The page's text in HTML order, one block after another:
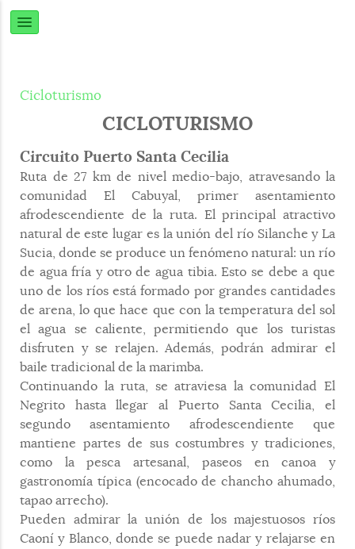
Cicloturismo
CICLOTURISMO
Circuito Puerto Santa Cecilia
Ruta de 27 km de nivel medio-bajo, atravesando la
comunidad El Cabuyal, primer asentamiento
afrodescendiente de la ruta. El principal atractivo
natural de este lugar es la unión del río Silanche y La
Sucia, donde se produce un fenómeno natural: un río
de agua fría y otro de agua tibia. Esto se debe a que
uno de los ríos está formado por grandes cantidades
de arena, lo que hace que con la temperatura del sol
el agua se caliente, permitiendo que los turistas
disfruten y se relajen. Además, podrán admirar el
baile tradicional de la marimba.
Continuando la ruta, se atraviesa la comunidad El
Negrito hasta llegar al Puerto Santa Cecilia, el
segundo asentamiento afrodescendiente que
mantiene partes de sus costumbres y tradiciones,
como la pesca artesanal, paseos en canoa y
gastronomía típica (encocado de chancho ahumado,
tapao arrecho).
Pueden admirar la unión de los majestuosos ríos
Caoní y Blanco, donde se puede nadar y relajarse en